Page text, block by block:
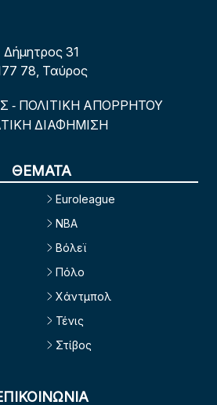
Δήμητρος 31
78, Ταύρος
- ΠΟΛΙΤΙΚΗ ΑΠΟΡΡΗΤΟΥ
ΔΙΑΦΗΜΙΣΗ
ΘΕΜΑΤΑ
Euroleague
NBA
Βόλεϊ
Πόλο
Χάντμπολ
Τένις
Στίβος